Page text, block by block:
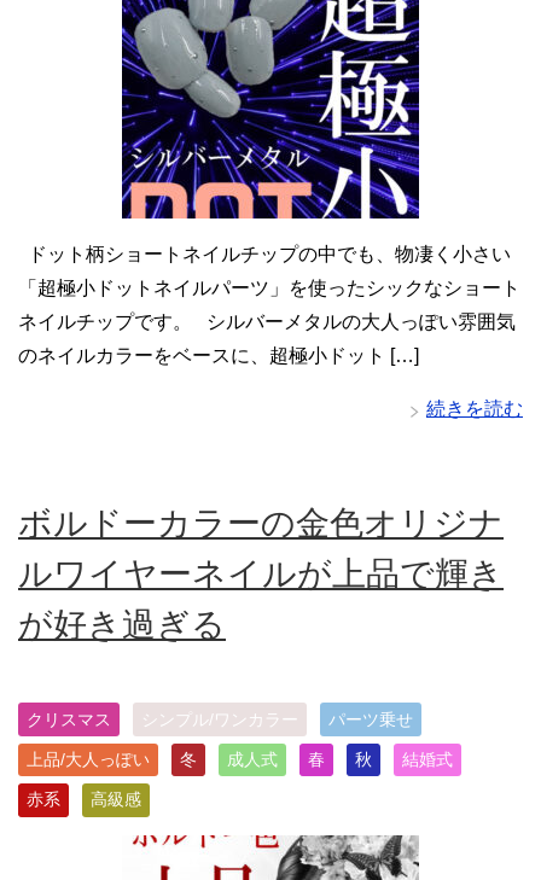
ドット柄ショートネイルチップの中でも、物凄く小さい
「超極小ドットネイルパーツ」を使ったシックなショート
ネイルチップです。 シルバーメタルの大人っぽい雰囲気
のネイルカラーをベースに、超極小ドット […]
続きを読む
ボルドーカラーの金色オリジナ
ルワイヤーネイルが上品で輝き
が好き過ぎる
クリスマス シンプル/ワンカラー パーツ乗せ
上品/大人っぽい 冬 成人式 春 秋 結婚式
赤系 高級感